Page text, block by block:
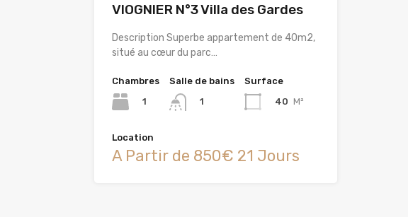
VIOGNIER N°3 Villa des Gardes
Description Superbe appartement de 40m2,
situé au cœur du parc…
Chambres
1
Salle de bains
1
Surface
40 M²
Location
A Partir de 850€ 21 Jours